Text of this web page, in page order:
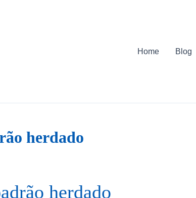
Home Blog
herdado
herdado